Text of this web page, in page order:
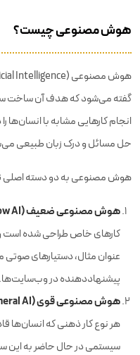
هوش مصنوعی چیست؟
گفته می‌شود که هدف آن ساخت
انجام کارهایی مشابه با انسان‌ها
حل مسائل و درک زبان طبیعی
هوش مصنوعی به دو دسته
هوش مصنوعی ضعیف (Narrow AI)
کارهای خاص طراحی شده است و
عنوان مثال، دستیارهای صوتی
پیشنهاددهنده در وب‌سایت‌ها.
هوش مصنوعی قوی (General AI)
هر نوع کار ذهنی که انسان‌ها
سیستمی در حال حاضر به